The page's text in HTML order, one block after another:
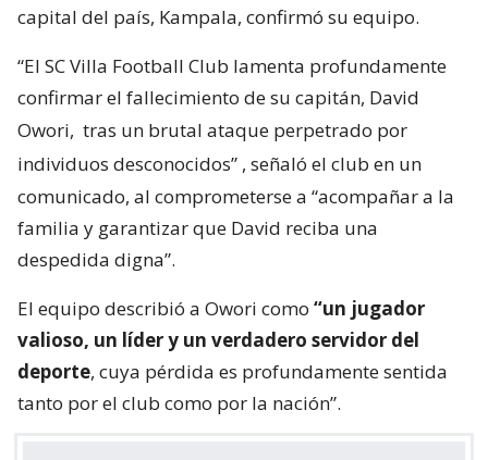
capital del país, Kampala, confirmó su equipo.
“El SC Villa Football Club lamenta profundamente
confirmar el fallecimiento de su capitán, David
Owori, tras un brutal ataque perpetrado por
individuos desconocidos” , señaló el club en un
comunicado, al comprometerse a “acompañar a la
familia y garantizar que David reciba una
despedida digna”.
El equipo describió a Owori como “un jugador
valioso, un líder y un verdadero servidor del
deporte, cuya pérdida es profundamente sentida
tanto por el club como por la nación”.